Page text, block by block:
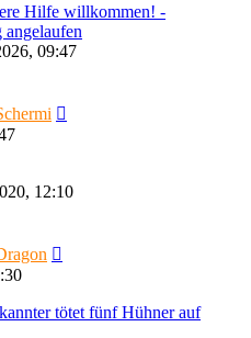
Hilfe willkommen! -
09:47
12:10
tötet fünf Hühner auf